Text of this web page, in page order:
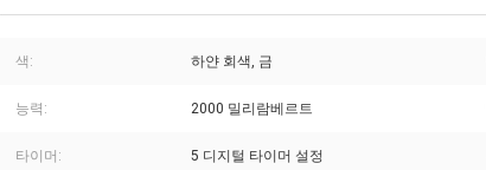
색: 하얀 회색, 금
능력: 2000 밀리람베르트
타이머: 5 디지털 타이머 설정